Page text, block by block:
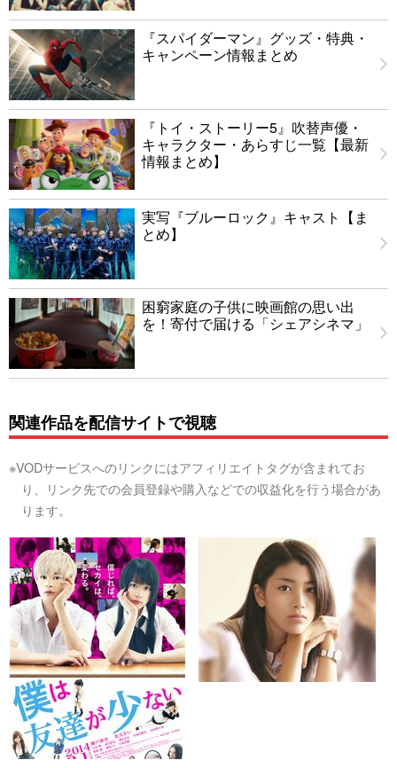
『スパイダーマン』グッズ・特典・
キャンペーン情報まとめ
『トイ・ストーリー5』吹替声優・
キャラクター・あらすじ一覧【最新
情報まとめ】
実写『ブルーロック』キャスト【ま
とめ】
困窮家庭の子供に映画館の思い出
を！寄付で届ける「シェアシネマ」
関連作品を配信サイトで視聴
※VODサービスへのリンクにはアフィリエイトタグが含まれてお
り、リンク先での会員登録や購入などでの収益化を行う場合があ
ります。